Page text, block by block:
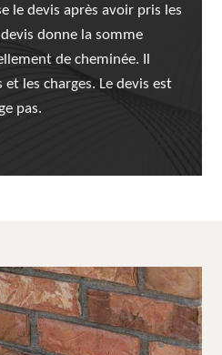
le devis après avoir pris les
donne la somme
de cheminée. Il
les charges. Le devis est
pas.